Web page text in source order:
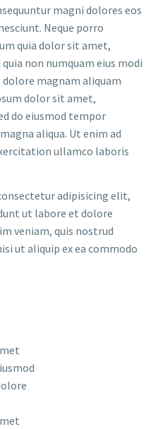
magni dolores eos
Neque porro
quia dolor sit amet,
non numquam eius modi
magnam aliquam
dolor sit amet,
do eiusmod tempor
aliqua. Ut enim ad
ullamco laboris
adipisicing elit,
ut labore et dolore
veniam, quis nostrud
ut aliquip ex ea commodo